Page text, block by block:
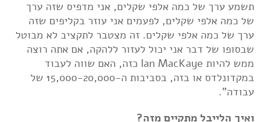
תשמע ערך של כמה אלפי שקלים, אני מדפיס שזה ערך
של כמה אלפי שקלים, לפעמים אני עוזר בקליפים שזה
ערך של כמה אלפי שקלים. זה מצטבר לתקציב לא מבוטל
שבסופו של דבר אני יכול לעזור ללהקה, אם אתה רוצה
ממש להיות Ian MacKaye כזה, האם שווה לעבוד
במקדונלדס או בזה, בסביבות ה-15,000-20,000 של
עבודה".
ואיך הלייבל מתקיים מזה?